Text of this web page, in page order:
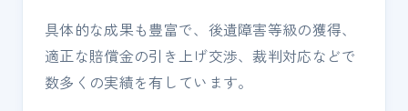
具体的な成果も豊富で、後遺障害等級の獲得、
適正な賠償金の引き上げ交渉、裁判対応などで
数多くの実績を有しています。